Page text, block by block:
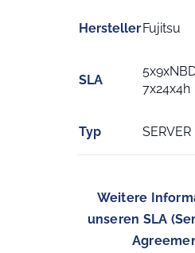
HerstellerFujitsu
SLA
7x24x4h
Typ SERVER
Weitere
unseren SLA